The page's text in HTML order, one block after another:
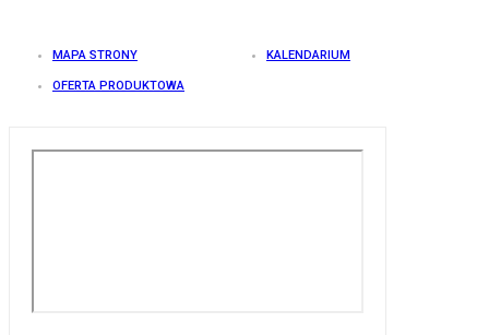
MAPA STRONY KALENDARIUM
OFERTA PRODUKTOWA